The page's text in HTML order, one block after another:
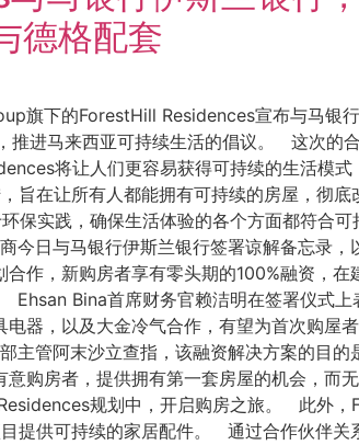
德格配套
旗下的ForestHill Residences宣布与马
推进马来西亚可持续生活的倡议。 这次的
将让人们更容易获得可持续的生活
旨在让所有人都能拥有可持续的房屋，彻
保实践，确保生活体验的各个方面都符合
日与马银行伊斯兰银行签署谅解备忘录
作，新购房者享有零头期的100%融资，
Bina首席财务官赖洁明在签署仪式
器，以及大金冷气合作，有望为首次购屋
管阿末沙立查指，该融资解决方案的目
购房者，提供拥有第一套房屋的机会，而
规划中，开启购房之旅。 此外
提供可持续的家居配件。 通过合作伙伴